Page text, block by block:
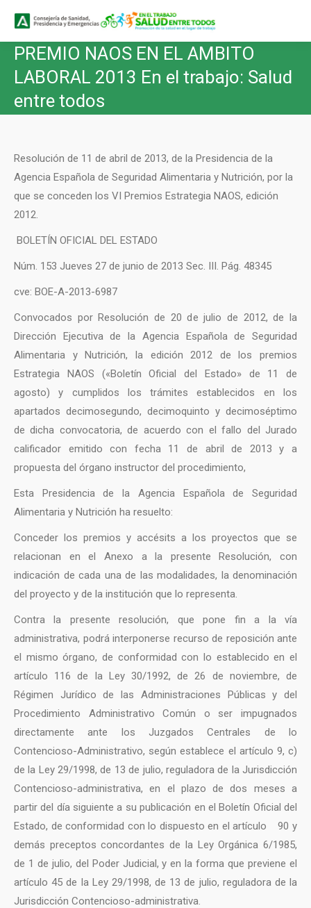
PREMIO NAOS EN EL AMBITO
LABORAL 2013 En el trabajo: Salud
entre todos
Resolución de 11 de abril de 2013, de la Presidencia de la
Agencia Española de Seguridad Alimentaria y Nutrición, por la
que se conceden los VI Premios Estrategia NAOS, edición
2012.
BOLETÍN OFICIAL DEL ESTADO
Núm. 153 Jueves 27 de junio de 2013 Sec. III. Pág. 48345
cve: BOE-A-2013-6987
Convocados por Resolución de 20 de julio de 2012, de la
Dirección Ejecutiva de la Agencia Española de Seguridad
Alimentaria y Nutrición, la edición 2012 de los premios
Estrategia NAOS («Boletín Oficial del Estado» de 11 de
agosto) y cumplidos los trámites establecidos en los
apartados decimosegundo, decimoquinto y decimoséptimo
de dicha convocatoria, de acuerdo con el fallo del Jurado
calificador emitido con fecha 11 de abril de 2013 y a
propuesta del órgano instructor del procedimiento,
Esta Presidencia de la Agencia Española de Seguridad
Alimentaria y Nutrición ha resuelto:
Conceder los premios y accésits a los proyectos que se
relacionan en el Anexo a la presente Resolución, con
indicación de cada una de las modalidades, la denominación
del proyecto y de la institución que lo representa.
Contra la presente resolución, que pone fin a la vía
administrativa, podrá interponerse recurso de reposición ante
el mismo órgano, de conformidad con lo establecido en el
artículo 116 de la Ley 30/1992, de 26 de noviembre, de
Régimen Jurídico de las Administraciones Públicas y del
Procedimiento Administrativo Común o ser impugnados
directamente ante los Juzgados Centrales de lo
Contencioso-Administrativo, según establece el artículo 9, c)
de la Ley 29/1998, de 13 de julio, reguladora de la Jurisdicción
Contencioso-administrativa, en el plazo de dos meses a
partir del día siguiente a su publicación en el Boletín Oficial del
Estado, de conformidad con lo dispuesto en el artículo 90 y
demás preceptos concordantes de la Ley Orgánica 6/1985,
de 1 de julio, del Poder Judicial, y en la forma que previene el
artículo 45 de la Ley 29/1998, de 13 de julio, reguladora de la
Jurisdicción Contencioso-administrativa.